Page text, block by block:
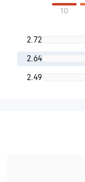
10
2.72
2.64
2.49